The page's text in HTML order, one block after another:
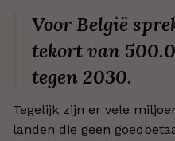
Voor België
tekort van
tegen 2030.
Tegelijk zijn er vele
landen die geen